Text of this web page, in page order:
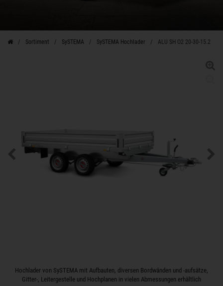
Sortiment SySTEMA SySTEMA Hochlader ALU SH O2 20-30-15.2
Hochlader von SySTEMA mit Aufbauten, diversen Bordwänden und -aufsätze,
Gitter-, Leitergestelle und Hochplanen in vielen Abmessungen erhältlich